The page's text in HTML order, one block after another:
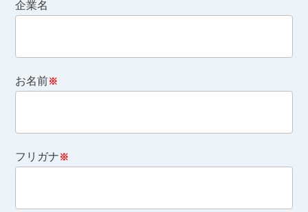
企業名
お名前※
フリガナ※